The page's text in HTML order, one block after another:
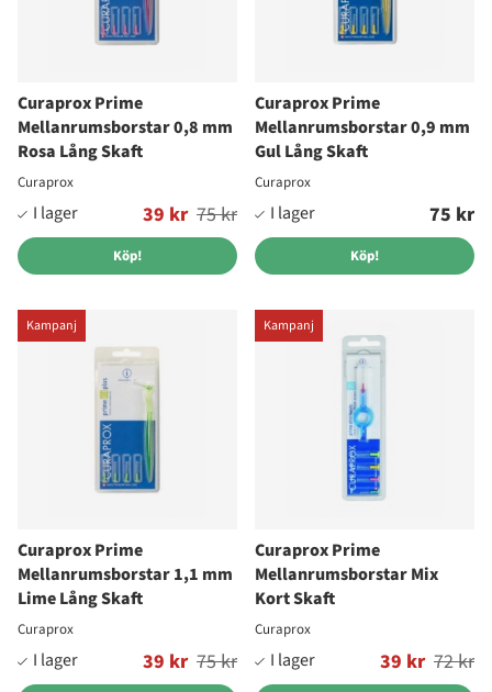
Curaprox Prime
Mellanrumsborstar 0,8 mm
Rosa Lång Skaft
Curaprox
39 kr
Ordinarie pris: 75 kr
Köp!
Curaprox Prime
Mellanrumsborstar 0,9 mm
Gul Lång Skaft
Curaprox
75 kr
Köp!
Kampanj
Curaprox Prime
Mellanrumsborstar 1,1 mm
Lime Lång Skaft
Curaprox
39 kr
Ordinarie pris: 75 kr
Kampanj
Curaprox Prime
Mellanrumsborstar Mix
Kort Skaft
Curaprox
39 kr
Ordinarie pris: 72 kr